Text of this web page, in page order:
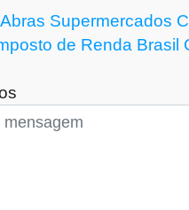
Abras Supermercados
de Renda Brasil